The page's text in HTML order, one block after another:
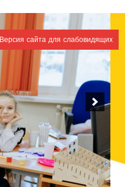
Версия сайта для слабовидящих